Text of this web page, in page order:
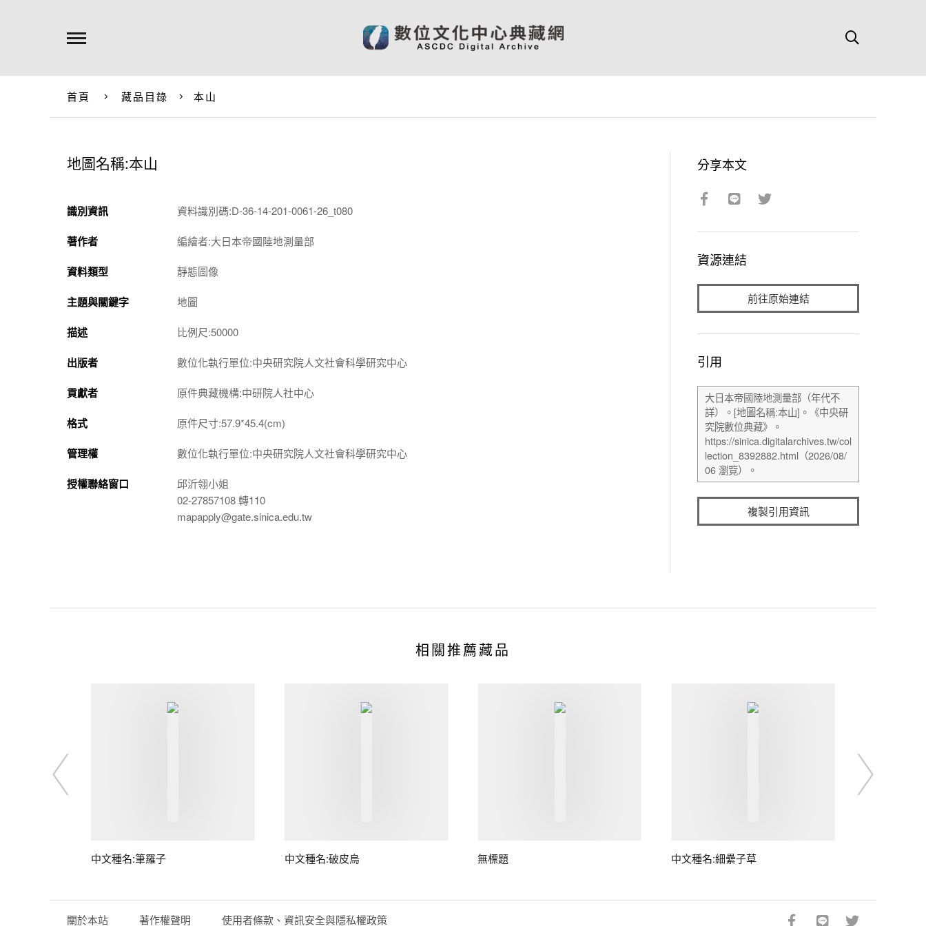
首頁 藏品目錄 本山
地圖名稱:本山
識別資訊 資料識別碼:D-36-14-201-0061-26_t080
著作者 編繪者:大日本帝國陸地測量部
資料類型 靜態圖像
主題與關鍵字 地圖
描述 比例尺:50000
出版者 數位化執行單位:中央研究院人文社會科學研究中心
貢獻者 原件典藏機構:中研院人社中心
格式 原件尺寸:57.9*45.4(cm)
管理權 數位化執行單位:中央研究院人文社會科學研究中心
授權聯絡窗口
邱沂翎小姐
02-27857108 轉110
mapapply@gate.sinica.edu.tw
分享本文
資源連結
前往原始連結
引用
複製引用資訊
相關推薦藏品
中文種名:筆羅子 中文種名:破皮烏 無標題 中文種名:細纍子草
關於本站 著作權聲明 使用者條款、資訊安全與隱私權政策